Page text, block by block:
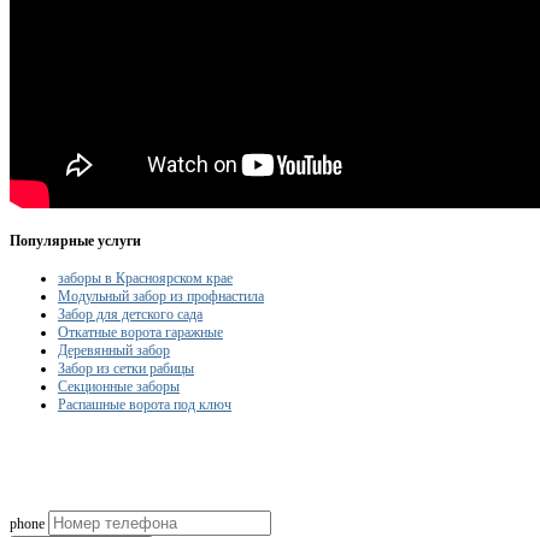
Популярные услуги
заборы в Красноярском крае
Модульный забор из профнастила
Забор для детского сада
Откатные ворота гаражные
Деревянный забор
Забор из сетки рабицы
Секционные заборы
Распашные ворота под ключ
phone